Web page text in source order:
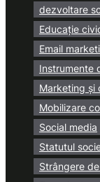
dezvoltare
Educație
Email
Instrumente
Marketing și
Mobilizare
Social media
Statutul
Strângere